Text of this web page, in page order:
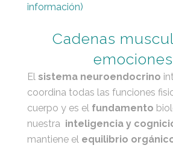
información)
Cadenas
El sistema neuroendocrino
coordina todas las funciones
cuerpo y es el fundamento
nuestra inteligencia y
mantiene el equilibrio